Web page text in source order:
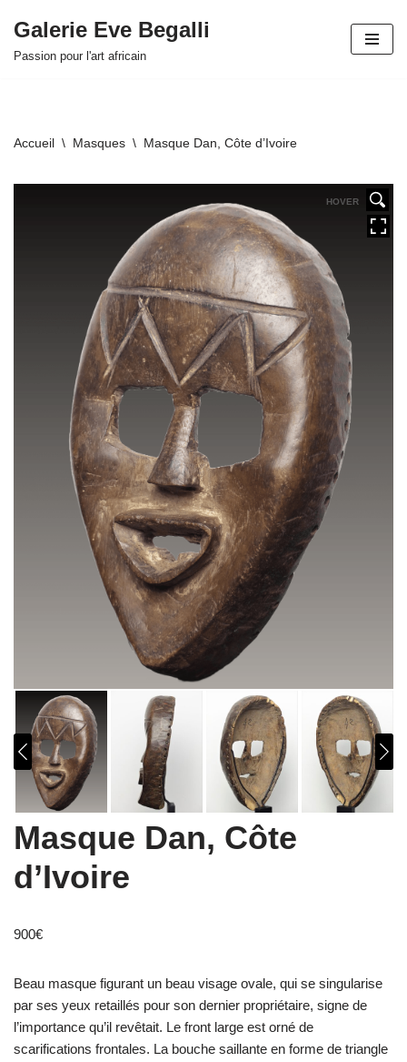
Aller
Galerie Eve Begalli
Passion pour l'art africain
Accueil \ Masques \ Masque Dan, Côte d’Ivoire
HOVER
Masque Dan, Côte
d’Ivoire
900€
Beau masque figurant un beau visage ovale, qui se singularise
par ses yeux retaillés pour son dernier propriétaire, signe de
l’importance qu’il revêtait. Le front large est orné de
scarifications frontales. La bouche saillante en forme de triangle